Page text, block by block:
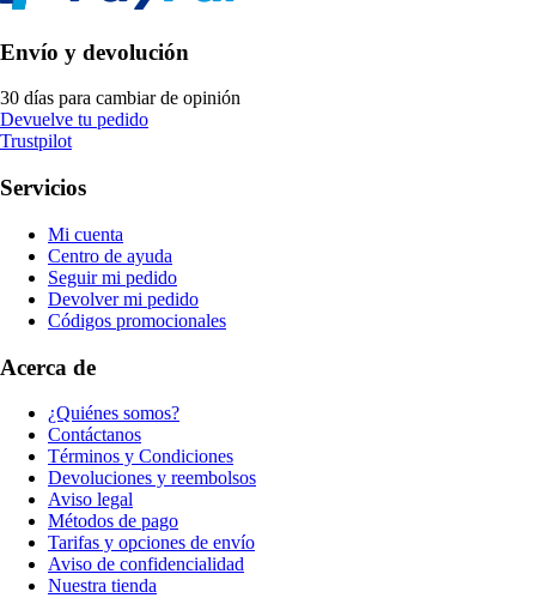
Envío y devolución
30 días para cambiar de opinión
Devuelve tu pedido
Trustpilot
Servicios
Mi cuenta
Centro de ayuda
Seguir mi pedido
Devolver mi pedido
Códigos promocionales
Acerca de
¿Quiénes somos?
Contáctanos
Términos y Condiciones
Devoluciones y reembolsos
Aviso legal
Métodos de pago
Tarifas y opciones de envío
Aviso de confidencialidad
Nuestra tienda